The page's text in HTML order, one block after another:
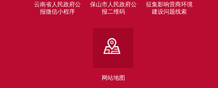
云南省人民政府公
报微信小程序
保山市人民政府公
报二维码
征集影响营商环境
建设问题线索
网站地图